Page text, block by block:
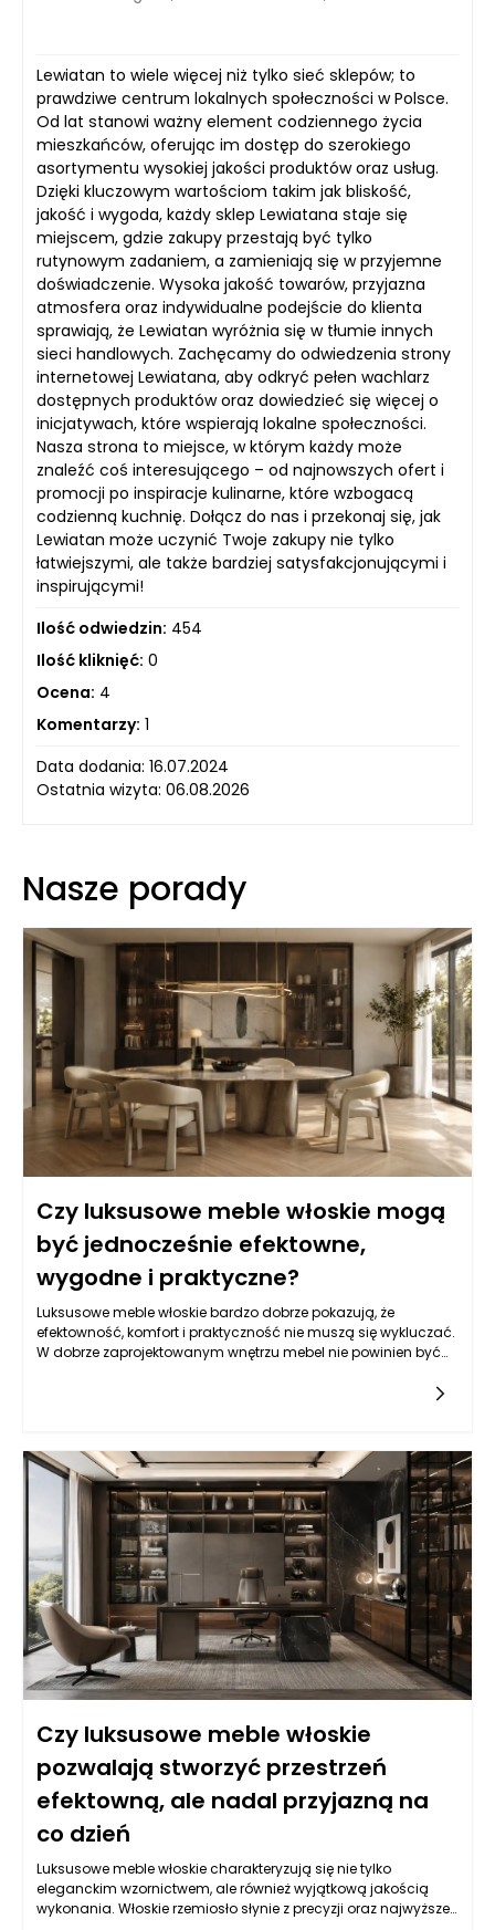
Lewiatan to wiele więcej niż tylko sieć sklepów; to
prawdziwe centrum lokalnych społeczności w Polsce.
Od lat stanowi ważny element codziennego życia
mieszkańców, oferując im dostęp do szerokiego
asortymentu wysokiej jakości produktów oraz usług.
Dzięki kluczowym wartościom takim jak bliskość,
jakość i wygoda, każdy sklep Lewiatana staje się
miejscem, gdzie zakupy przestają być tylko
rutynowym zadaniem, a zamieniają się w przyjemne
doświadczenie. Wysoka jakość towarów, przyjazna
atmosfera oraz indywidualne podejście do klienta
sprawiają, że Lewiatan wyróżnia się w tłumie innych
sieci handlowych. Zachęcamy do odwiedzenia strony
internetowej Lewiatana, aby odkryć pełen wachlarz
dostępnych produktów oraz dowiedzieć się więcej o
inicjatywach, które wspierają lokalne społeczności.
Nasza strona to miejsce, w którym każdy może
znaleźć coś interesującego – od najnowszych ofert i
promocji po inspiracje kulinarne, które wzbogacą
codzienną kuchnię. Dołącz do nas i przekonaj się, jak
Lewiatan może uczynić Twoje zakupy nie tylko
łatwiejszymi, ale także bardziej satysfakcjonującymi i
inspirującymi!
Ilość odwiedzin: 454
Ilość kliknięć: 0
Ocena: 4
Komentarzy: 1
Data dodania: 16.07.2024
Ostatnia wizyta: 06.08.2026
Nasze porady
Czy luksusowe meble włoskie mogą
być jednocześnie efektowne,
wygodne i praktyczne?
Luksusowe meble włoskie bardzo dobrze pokazują, że
efektowność, komfort i praktyczność nie muszą się wykluczać.
W dobrze zaprojektowanym wnętrzu mebel nie powinien być
pozbawionym charakteru. Najlepszy efekt pojawia się wtedy,
podejściu: mebel ma przyciągać uwagę, ale jednocześnie
służyć domownikom na co dzień. Sofa powinna być
elegancka, ale także wygodna podczas odpoczynku. Stół
może mieć rzeźbiarską podstawę, lecz nadal musi być
stabilny i praktyczny. Fotel może wyróżniać się designerską
linią, ale nie powinien męczyć użytkownika po kilkunastu
minutach siedzenia. Luksusowe meble włoskie są cenione
dlatego, że łączą te wymagania bez sztucznego kompromisu.
Ich estetyka wynika nie tylko z dekoracyjności, ale z jakości
projektu, dbałości o detal i umiejętnego wykorzystania
materiałów. Dzięki temu wnętrze może wyglądać prestiżowo, a
jednocześnie pozostać przyjazne, funkcjonalne i naturalne w
codziennym użytkowaniu.
Czy luksusowe meble włoskie
pozwalają stworzyć przestrzeń
efektowną, ale nadal przyjazną na
co dzień
Luksusowe meble włoskie charakteryzują się nie tylko
eleganckim wzornictwem, ale również wyjątkową jakością
wykonania. Włoskie rzemiosło słynie z precyzji oraz najwyższej